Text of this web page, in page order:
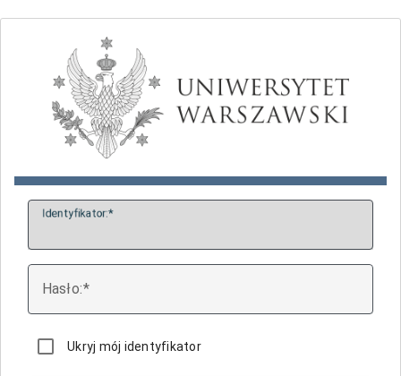
Identyfikator:
Hasło:
Ukryj mój identyfikator